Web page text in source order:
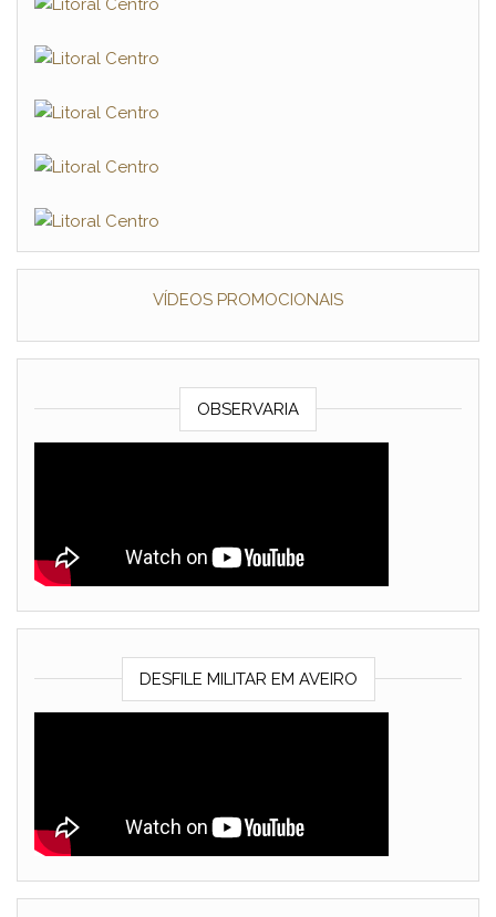
VÍDEOS PROMOCIONAIS
OBSERVARIA
DESFILE MILITAR EM AVEIRO